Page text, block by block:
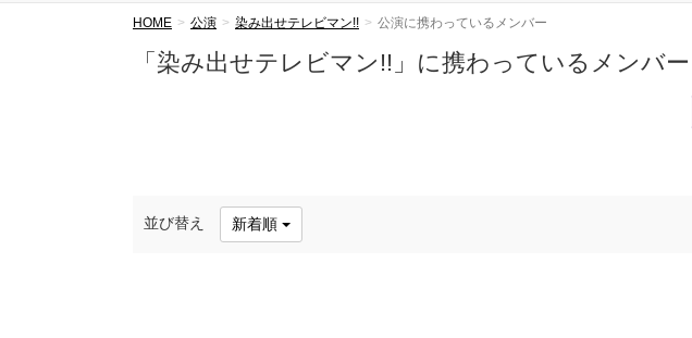
HOME 公演 染み出せテレビマン!! 公演に携わっているメンバー
「染み出せテレビマン!!」に携わっているメンバー
並び替え 新着順